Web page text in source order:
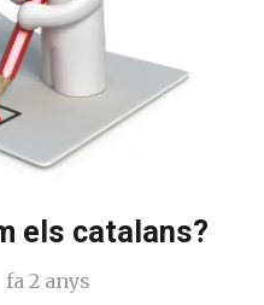
els catalans?
fa 2 anys